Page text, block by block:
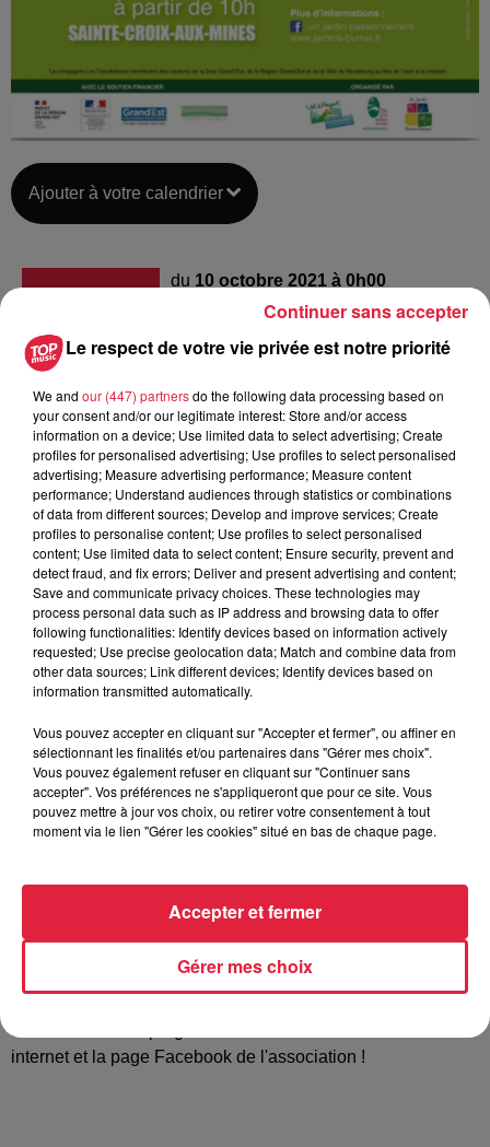
Ajouter à votre calendrier
du 10 octobre 2021 à 0h00
10 octobre 2021 à 0h00
Lieu
Parc de la Villa Burrus - SAINTE
CROIX AUX MINES (68)
Organisateur
Frank Manon
0624418481
1jardinpassionnement@gmail.com
Tarif Gratuit
Tout au long de la journée, découvrez les jardins, vibrez au
son des concerts et faites une pause pique nique...
L'association "Un Jardin Passionnément" vous invite cette
musical unique ! Concert de Dimitar Gougov Trio,
visites des archives textiles tout juste acquises par la
demandé. Tout le programme est à retrouver sur le site
internet et la page Facebook de l'association !
Le respect de votre vie privée est notre priorité
We and our (447) partnersdo the following data processing based on
your consent and/or our legitimate interest: Store and/or access
information on a device; Use limited data to select advertising; Create
profiles for personalised advertising; Use profiles to select personalised
advertising; Measure advertising performance; Measure content
performance; Understand audiences through statistics or combinations
of data from different sources; Develop and improve services; Create
profiles to personalise content; Use profiles to select personalised
content; Use limited data to select content; Ensure security, prevent and
detect fraud, and fix errors; Deliver and present advertising and content;
Save and communicate privacy choices. These technologies may
process personal data such as IP address and browsing data to offer
following functionalities: Identify devices based on information actively
requested; Use precise geolocation data; Match and combine data from
other data sources; Link different devices; Identify devices based on
information transmitted automatically.
Vous pouvez accepter en cliquant sur "Accepter et fermer", ou affiner en
sélectionnant les finalités et/ou partenaires dans "Gérer mes choix".
Vous pouvez également refuser en cliquant sur "Continuer sans
accepter". Vos préférences ne s'appliqueront que pour ce site. Vous
pouvez mettre à jour vos choix, ou retirer votre consentement à tout
moment via le lien "Gérer les cookies" situé en bas de chaque page.
Gérer mes choix
Accepter et fermer
Continuer sans accepter